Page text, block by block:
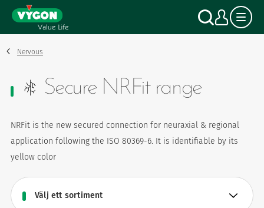
Cookie- hanteringspanel
huvudinnehåll
SökMitt
Nervous
Secure NRFit range
NRFit is the new secured connection for neuraxial & regional
application following the ISO 80369-6. It is identifiable by its
yellow color